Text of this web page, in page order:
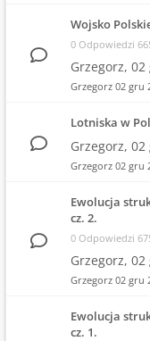
Wojsko
0 Odpowiedzi
Grzegorz, 02
Grzegorz 02 gru
Lotniska w
Grzegorz, 02
Grzegorz 02 gru
Ewolucja
cz. 2.
0 Odpowiedzi
Grzegorz, 02
Grzegorz 02 gru
Ewolucja
cz. 1.